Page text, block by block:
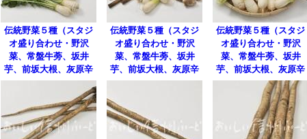
伝統野菜５種（スタジ
オ盛り合わせ・野沢
菜、常盤牛蒡、坂井
芋、前坂大根、灰原辛
味大根）
伝統野菜５種（スタジ
オ盛り合わせ・野沢
菜、常盤牛蒡、坂井
芋、前坂大根、灰原辛
味大根）
伝統野菜５種（スタジ
オ盛り合わせ・野沢
菜、常盤牛蒡、坂井
芋、前坂大根、灰原辛
味大根）